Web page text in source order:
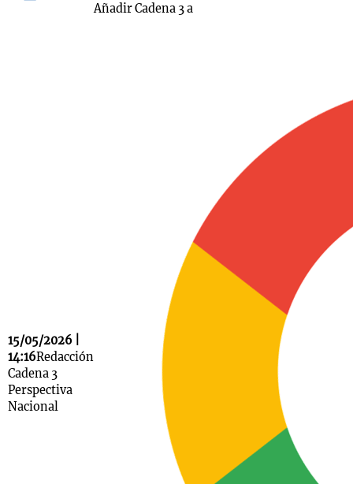
15/05/2026 |
14:16Redacción
Cadena 3
Perspectiva
Nacional
Añadir Cadena 3 a